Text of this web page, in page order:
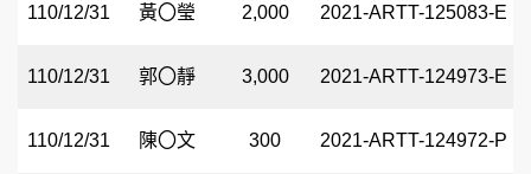
110/12/31 黃〇瑩 2,000 2021-ARTT-125083-E
110/12/31 郭〇靜 3,000 2021-ARTT-124973-E
110/12/31 陳〇文 300 2021-ARTT-124972-P